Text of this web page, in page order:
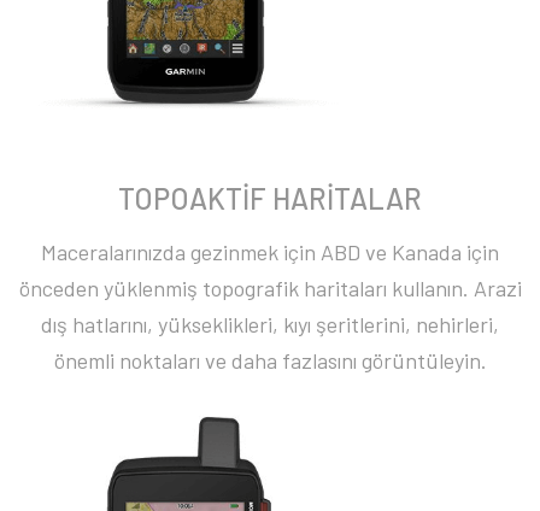
TOPOAKTİF HARİTALAR
Maceralarınızda gezinmek için ABD ve Kanada için
önceden yüklenmiş topografik haritaları kullanın. Arazi
dış hatlarını, yükseklikleri, kıyı şeritlerini, nehirleri,
önemli noktaları ve daha fazlasını görüntüleyin.